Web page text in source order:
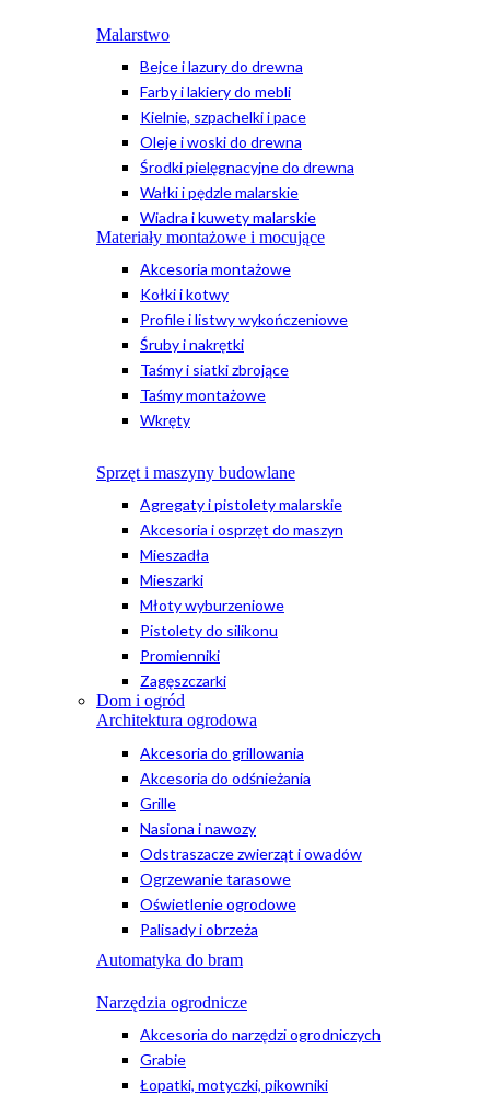
Malarstwo
Bejce i lazury do drewna
Farby i lakiery do mebli
Kielnie, szpachelki i pace
Oleje i woski do drewna
Środki pielęgnacyjne do drewna
Wałki i pędzle malarskie
Wiadra i kuwety malarskie
Materiały montażowe i mocujące
Akcesoria montażowe
Kołki i kotwy
Profile i listwy wykończeniowe
Śruby i nakrętki
Taśmy i siatki zbrojące
Taśmy montażowe
Wkręty
Sprzęt i maszyny budowlane
Agregaty i pistolety malarskie
Akcesoria i osprzęt do maszyn
Mieszadła
Mieszarki
Młoty wyburzeniowe
Pistolety do silikonu
Promienniki
Zagęszczarki
Dom i ogród
Architektura ogrodowa
Akcesoria do grillowania
Akcesoria do odśnieżania
Grille
Nasiona i nawozy
Odstraszacze zwierząt i owadów
Ogrzewanie tarasowe
Oświetlenie ogrodowe
Palisady i obrzeża
Automatyka do bram
Narzędzia ogrodnicze
Akcesoria do narzędzi ogrodniczych
Grabie
Łopatki, motyczki, pikowniki